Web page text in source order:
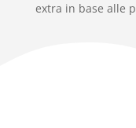
extra in base alle